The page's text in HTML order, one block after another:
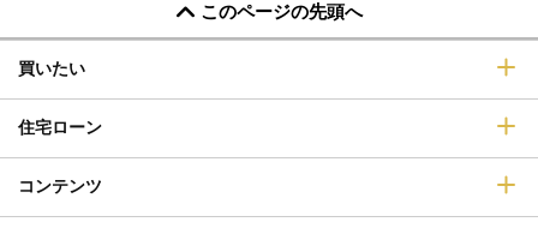
このページの先頭へ
買いたい
住宅ローン
コンテンツ